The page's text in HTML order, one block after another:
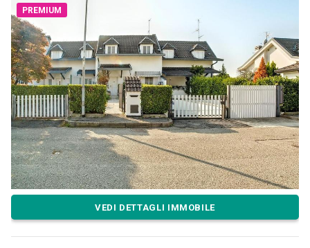
PREMIUM
VEDI DETTAGLI IMMOBILE